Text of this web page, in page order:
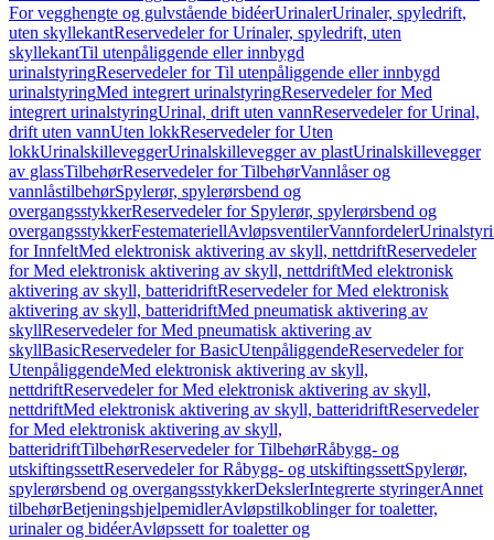
For vegghengte og gulvstående bidéerUrinalerUrinaler, spyledrift,
uten skyllekantReservedeler for Urinaler, spyledrift, uten
skyllekantTil utenpåliggende eller innbygd
urinalstyringReservedeler for Til utenpåliggende eller innbygd
urinalstyringMed integrert urinalstyringReservedeler for Med
integrert urinalstyringUrinal, drift uten vannReservedeler for Urinal,
drift uten vannUten lokkReservedeler for Uten
lokkUrinalskilleveggerUrinalskillevegger av plastUrinalskillevegger
av glassTilbehørReservedeler for TilbehørVannlåser og
vannlåstilbehørSpylerør, spylerørsbend og
overgangsstykkerReservedeler for Spylerør, spylerørsbend og
overgangsstykkerFestemateriellAvløpsventilerVannfordeler
for InnfeltMed elektronisk aktivering av skyll, nettdriftReservedeler
for Med elektronisk aktivering av skyll, nettdriftMed elektronisk
aktivering av skyll, batteridriftReservedeler for Med elektronisk
aktivering av skyll, batteridriftMed pneumatisk aktivering av
skyllReservedeler for Med pneumatisk aktivering av
skyllBasicReservedeler for BasicUtenpåliggendeReservedeler for
UtenpåliggendeMed elektronisk aktivering av skyll,
nettdriftReservedeler for Med elektronisk aktivering av skyll,
nettdriftMed elektronisk aktivering av skyll, batteridriftReservedeler
for Med elektronisk aktivering av skyll,
batteridriftTilbehørReservedeler for TilbehørRåbygg- og
utskiftingssettReservedeler for Råbygg- og utskiftingssettSpylerør,
spylerørsbend og overgangsstykkerDekslerIntegrerte styringerAnnet
tilbehørBetjeningshjelpemidlerAvløpstilkoblinger for toaletter,
urinaler og bidéerAvløpssett for toaletter og